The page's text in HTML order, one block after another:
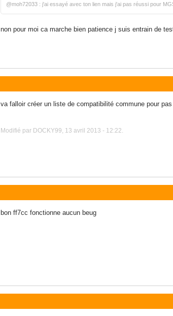
@moh72033 : j'ai essayé avec ton lien mais j'ai pas réussi pour
non pour moi ca marche bien patience j suis entrain de
va falloir créer un liste de compatibilité commune pour
Modifié par DOCKY99, 13 avril 2013 - 12:22.
bon ff7cc fonctionne aucun beug